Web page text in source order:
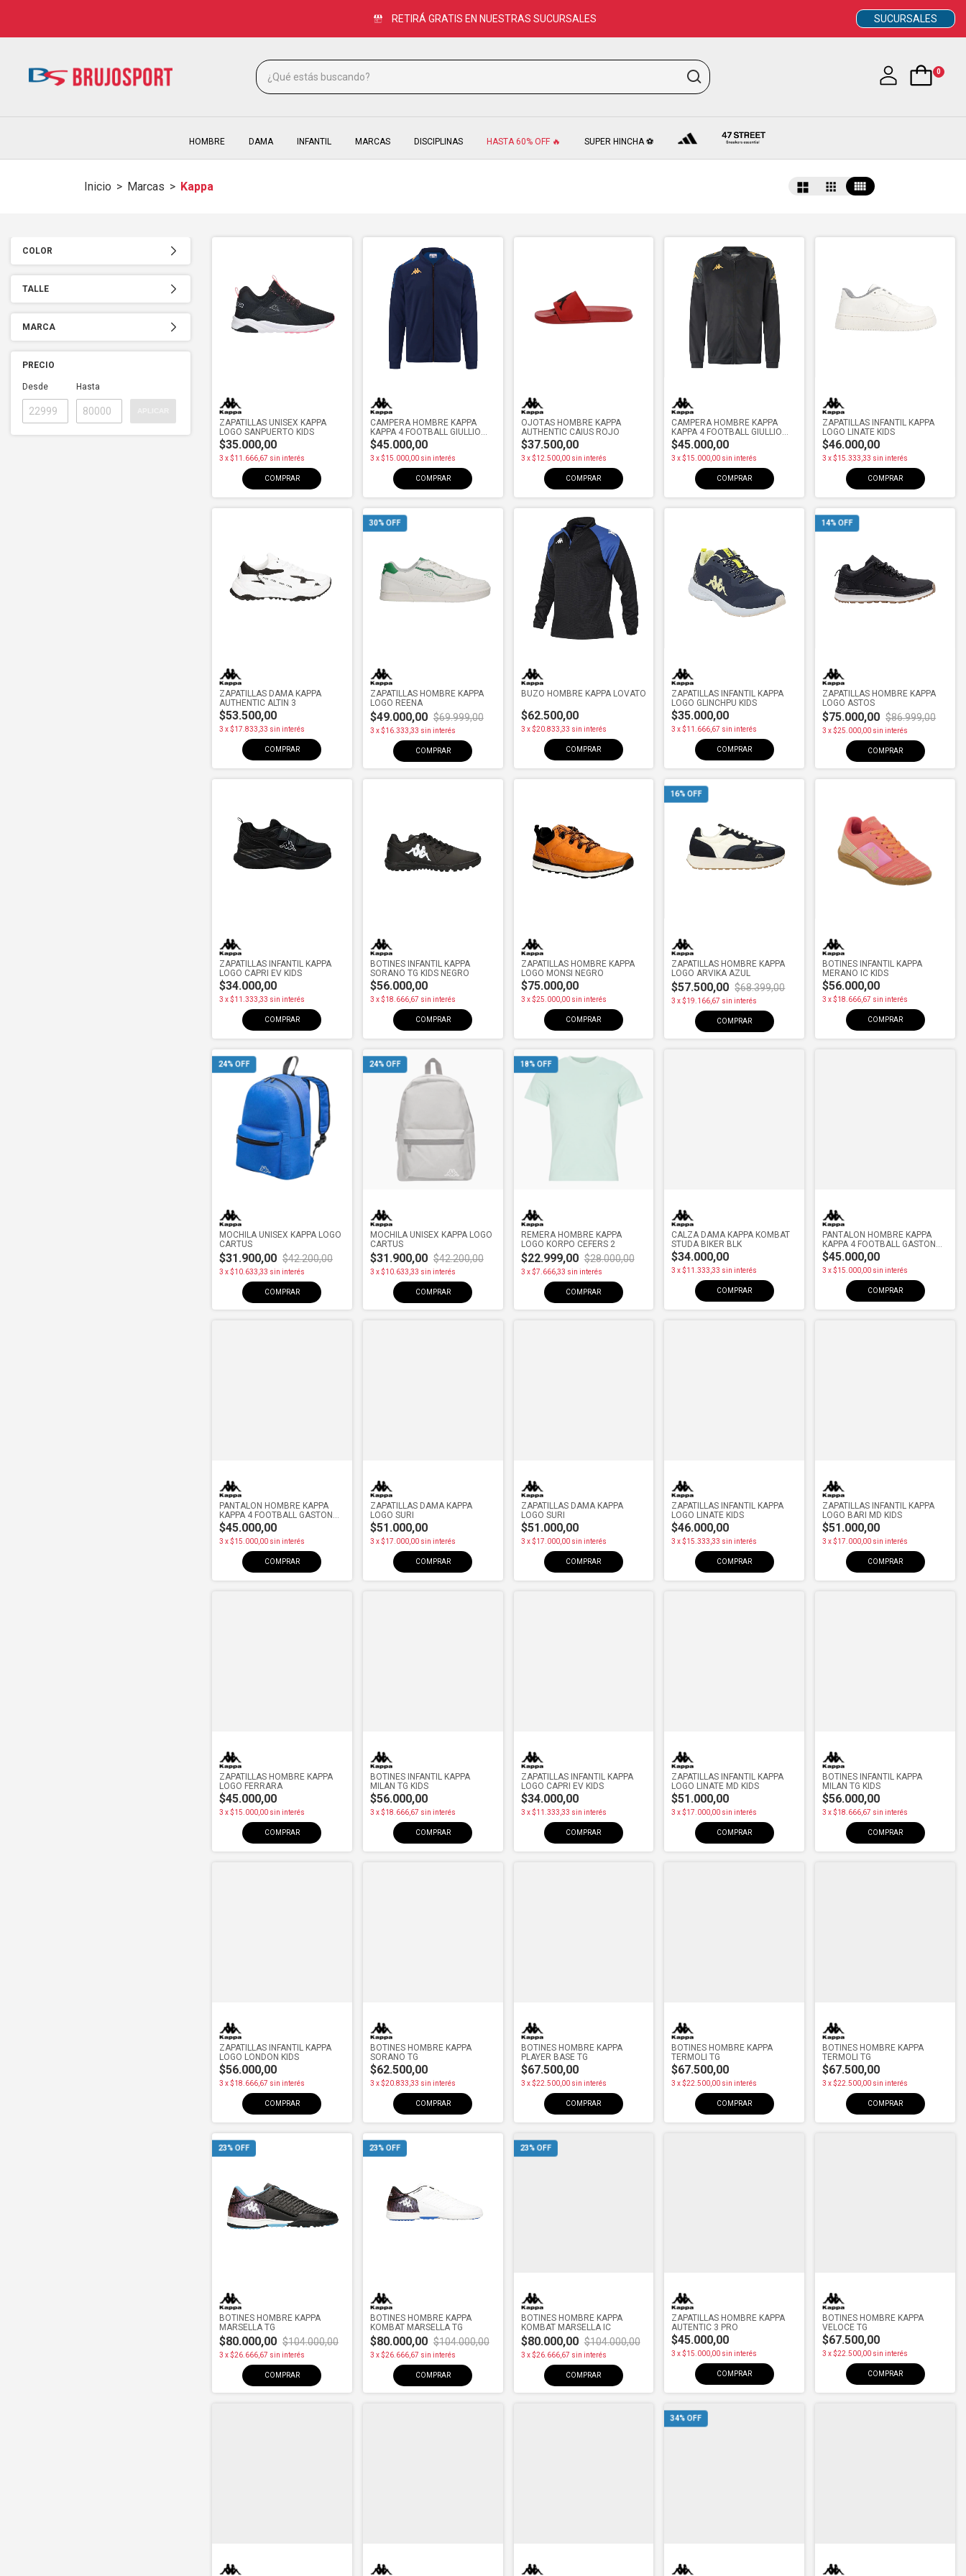
HASTA 3 CUOTAS SIN INTERÉS SUCURSALES
0
HOMBRE DAMA INFANTIL MARCAS DISCIPLINAS HASTA 60% OFF 🔥 SUPER HINCHA ⚽
Inicio > Marcas > Kappa
COLOR
TALLE
MARCA
PRECIO
Desde Hasta
ZAPATILLAS UNISEX KAPPA
LOGO SANPUERTO KIDS
$35.000,00
3 x$11.666,67 sin interés
COMPRAR
CAMPERA HOMBRE KAPPA
KAPPA 4 FOOTBALL GIULLIO
BL/COBAL
$45.000,00
3 x$15.000,00 sin interés
COMPRAR
OJOTAS HOMBRE KAPPA
AUTHENTIC CAIUS ROJO
$37.500,00
3 x$12.500,00 sin interés
COMPRAR
CAMPERA HOMBRE KAPPA
KAPPA 4 FOOTBALL GIULLIO
BLK/GRY
$45.000,00
3 x$15.000,00 sin interés
COMPRAR
ZAPATILLAS INFANTIL KAPPA
LOGO LINATE KIDS
$46.000,00
3 x$15.333,33 sin interés
COMPRAR
ZAPATILLAS DAMA KAPPA
AUTHENTIC ALTIN 3
$53.500,00
3 x$17.833,33 sin interés
COMPRAR
30% OFF
ZAPATILLAS HOMBRE KAPPA
LOGO REENA
$49.000,00 $69.999,00
3 x$16.333,33 sin interés
COMPRAR
BUZO HOMBRE KAPPA LOVATO
$62.500,00
3 x$20.833,33 sin interés
COMPRAR
ZAPATILLAS INFANTIL KAPPA
LOGO GLINCHPU KIDS
$35.000,00
3 x$11.666,67 sin interés
COMPRAR
14% OFF
ZAPATILLAS HOMBRE KAPPA
LOGO ASTOS
$75.000,00 $86.999,00
3 x$25.000,00 sin interés
COMPRAR
ZAPATILLAS INFANTIL KAPPA
LOGO CAPRI EV KIDS
$34.000,00
3 x$11.333,33 sin interés
COMPRAR
BOTINES INFANTIL KAPPA
SORANO TG KIDS NEGRO
$56.000,00
3 x$18.666,67 sin interés
COMPRAR
ZAPATILLAS HOMBRE KAPPA
LOGO MONSI NEGRO
$75.000,00
3 x$25.000,00 sin interés
COMPRAR
16% OFF
ZAPATILLAS HOMBRE KAPPA
LOGO ARVIKA AZUL
$57.500,00 $68.399,00
3 x$19.166,67 sin interés
COMPRAR
BOTINES INFANTIL KAPPA
MERANO IC KIDS
$56.000,00
3 x$18.666,67 sin interés
COMPRAR
24% OFF
MOCHILA UNISEX KAPPA LOGO
CARTUS
$31.900,00 $42.200,00
3 x$10.633,33 sin interés
COMPRAR
24% OFF
MOCHILA UNISEX KAPPA LOGO
CARTUS
$31.900,00 $42.200,00
3 x$10.633,33 sin interés
COMPRAR
18% OFF
REMERA HOMBRE KAPPA
LOGO KORPO CEFERS 2
$22.999,00 $28.000,00
3 x$7.666,33 sin interés
COMPRAR
CALZA DAMA KAPPA KOMBAT
STUDA BIKER BLK
$34.000,00
3 x$11.333,33 sin interés
COMPRAR
PANTALON HOMBRE KAPPA
KAPPA 4 FOOTBALL GASTON
BLK
$45.000,00
3 x$15.000,00 sin interés
COMPRAR
PANTALON HOMBRE KAPPA
KAPPA 4 FOOTBALL GASTON
BLU/MNO
$45.000,00
3 x$15.000,00 sin interés
COMPRAR
ZAPATILLAS DAMA KAPPA
LOGO SURI
$51.000,00
3 x$17.000,00 sin interés
COMPRAR
ZAPATILLAS DAMA KAPPA
LOGO SURI
$51.000,00
3 x$17.000,00 sin interés
COMPRAR
ZAPATILLAS INFANTIL KAPPA
LOGO LINATE KIDS
$46.000,00
3 x$15.333,33 sin interés
COMPRAR
ZAPATILLAS INFANTIL KAPPA
LOGO BARI MD KIDS
$51.000,00
3 x$17.000,00 sin interés
COMPRAR
ZAPATILLAS HOMBRE KAPPA
LOGO FERRARA
$45.000,00
3 x$15.000,00 sin interés
COMPRAR
BOTINES INFANTIL KAPPA
MILAN TG KIDS
$56.000,00
3 x$18.666,67 sin interés
COMPRAR
ZAPATILLAS INFANTIL KAPPA
LOGO CAPRI EV KIDS
$34.000,00
3 x$11.333,33 sin interés
COMPRAR
ZAPATILLAS INFANTIL KAPPA
LOGO LINATE MD KIDS
$51.000,00
3 x$17.000,00 sin interés
COMPRAR
BOTINES INFANTIL KAPPA
MILAN TG KIDS
$56.000,00
3 x$18.666,67 sin interés
COMPRAR
ZAPATILLAS INFANTIL KAPPA
LOGO LONDON KIDS
$56.000,00
3 x$18.666,67 sin interés
COMPRAR
BOTINES HOMBRE KAPPA
SORANO TG
$62.500,00
3 x$20.833,33 sin interés
COMPRAR
BOTINES HOMBRE KAPPA
PLAYER BASE TG
$67.500,00
3 x$22.500,00 sin interés
COMPRAR
BOTINES HOMBRE KAPPA
TERMOLI TG
$67.500,00
3 x$22.500,00 sin interés
COMPRAR
BOTINES HOMBRE KAPPA
TERMOLI TG
$67.500,00
3 x$22.500,00 sin interés
COMPRAR
23% OFF
BOTINES HOMBRE KAPPA
MARSELLA TG
$80.000,00 $104.000,00
3 x$26.666,67 sin interés
COMPRAR
23% OFF
BOTINES HOMBRE KAPPA
KOMBAT MARSELLA TG
$80.000,00 $104.000,00
3 x$26.666,67 sin interés
COMPRAR
23% OFF
BOTINES HOMBRE KAPPA
KOMBAT MARSELLA IC
$80.000,00 $104.000,00
3 x$26.666,67 sin interés
COMPRAR
ZAPATILLAS HOMBRE KAPPA
AUTENTIC 3 PRO
$45.000,00
3 x$15.000,00 sin interés
COMPRAR
BOTINES HOMBRE KAPPA
VELOCE TG
$67.500,00
3 x$22.500,00 sin interés
COMPRAR
34% OFF